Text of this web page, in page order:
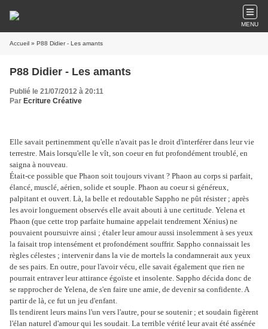
MENU
Accueil » P88 Didier - Les amants
P88 Didier - Les amants
Publié le 21/07/2012 à 20:11
Par Ecriture Créative
Elle savait pertinemment qu'elle n'avait pas le droit d'interférer dans leur vie
terrestre. Mais lorsqu'elle le vît, son coeur en fut profondément troublé, en
saigna à nouveau.
Était-ce possible que Phaon soit toujours vivant ? Phaon au corps si parfait,
élancé, musclé, aérien, solide et souple. Phaon au coeur si généreux,
palpitant et ouvert. Là, la belle et redoutable Sappho ne pût résister ; après
les avoir longuement observés elle avait abouti à une certitude. Yelena et
Phaon (que cette trop parfaite humaine appelait tendrement Xénius) ne
pouvaient poursuivre ainsi ; étaler leur amour aussi insolemment à ses yeux
la faisait trop intensément et profondément souffrir. Sappho connaissait les
règles célestes ; intervenir dans la vie de mortels la condamnerait aux yeux
de ses pairs. En outre, pour l'avoir vécu, elle savait également que rien ne
pourrait entraver leur attirance égoïste et insolente. Sappho décida donc de
se rapprocher de Yelena, de s'en faire une amie, de devenir sa confidente. A
partir de là, ce fut un jeu d'enfant.
Ils tendirent leurs mains l'un vers l'autre, pour se soutenir ; et soudain figèrent
l'élan naturel d'amour qui les soudait. La terrible vérité leur avait été assénée